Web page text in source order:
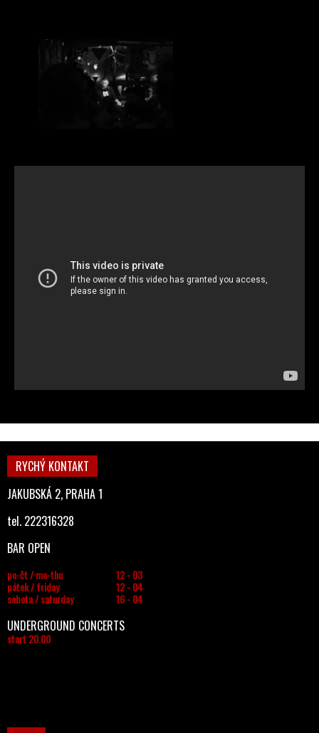
RYCHÝ KONTAKT
JAKUBSKÁ 2, PRAHA 1
tel. 222316328
BAR OPEN
po-čt / mo-thu
12 - 03
pátek / friday
12 - 04
sobota / saturday
16 - 04
UNDERGROUND CONCERTS
start 20.00